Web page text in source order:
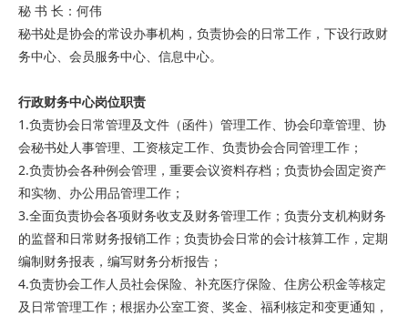
秘 书 长：何伟
秘书处是协会的常设办事机构，负责协会的日常工作，下设行政财
务中心、会员服务中心、信息中心。
行政财务中心岗位职责
1.负责协会日常管理及文件（函件）管理工作、协会印章管理、协
会秘书处人事管理、工资核定工作、负责协会合同管理工作；
2.负责协会各种例会管理，重要会议资料存档；负责协会固定资产
和实物、办公用品管理工作；
3.全面负责协会各项财务收支及财务管理工作；负责分支机构财务
的监督和日常财务报销工作；负责协会日常的会计核算工作，定期
编制财务报表，编写财务分析报告；
4.负责协会工作人员社会保险、补充医疗保险、住房公积金等核定
及日常管理工作；根据办公室工资、奖金、福利核定和变更通知，